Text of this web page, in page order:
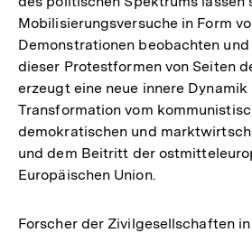
Mobilisierungsversuche in Form
Demonstrationen beobachten
dieser Protestformen von Seiten
erzeugt eine neue innere
Transformation vom
demokratischen und
und dem Beitritt der
Europäischen Union.
Forscher der Zivilgesellschaften